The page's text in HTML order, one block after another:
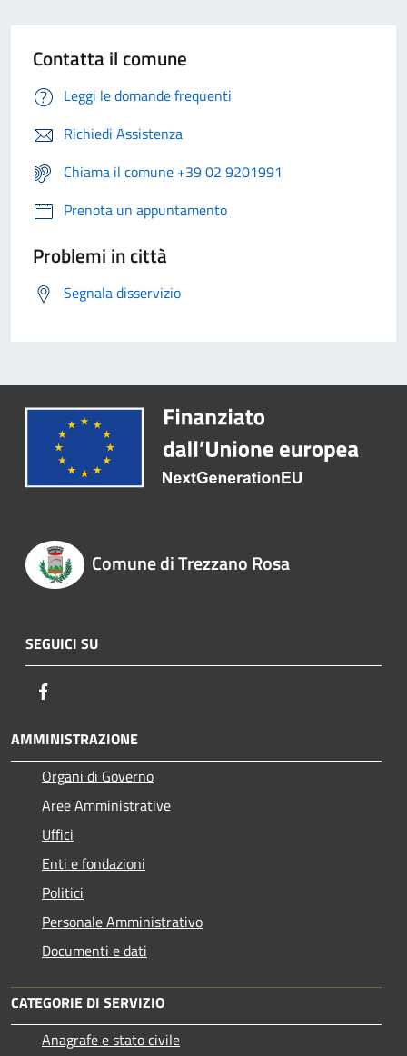
Contatta il comune
Leggi le domande frequenti
Richiedi Assistenza
Chiama il comune +39 02 9201991
Prenota un appuntamento
Problemi in città
Segnala disservizio
Comune di Trezzano Rosa
SEGUICI SU
AMMINISTRAZIONE
Organi di Governo
Aree Amministrative
Uffici
Enti e fondazioni
Politici
Personale Amministrativo
Documenti e dati
CATEGORIE DI SERVIZIO
Anagrafe e stato civile